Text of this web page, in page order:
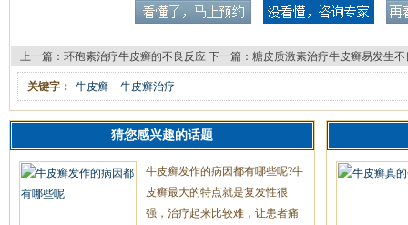
上一篇： 环孢素治疗牛皮癣的不良反应 下一篇： 糖皮质激素治疗牛皮癣易发生不
关键字： 牛皮癣 牛皮癣治疗
猜您感兴趣的话题
牛皮癣发作的病因都有哪些呢?牛
皮癣最大的特点就是复发性很
强，治疗起来比较难，让患者痛